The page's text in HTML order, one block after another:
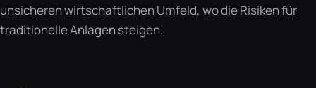
unsicheren wirtschaftlichen Umfeld, wo die Risiken für
traditionelle Anlagen steigen.